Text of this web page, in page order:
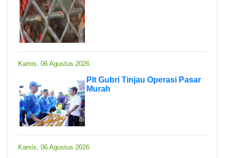
Kamis, 06 Agustus 2026
Plt Gubri Tinjau Operasi Pasar
Murah
Kamis, 06 Agustus 2026